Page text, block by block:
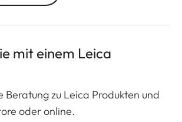
mit einem Leica
Beratung zu Leica Produkten und
oder online.